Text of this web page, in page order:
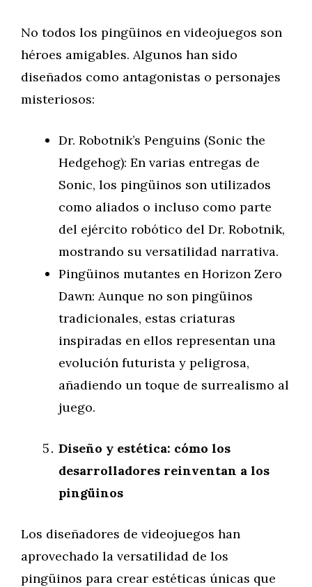
No todos los pingüinos en videojuegos son
héroes amigables. Algunos han sido
diseñados como antagonistas o personajes
misteriosos:
Dr. Robotnik’s Penguins (Sonic the
Hedgehog): En varias entregas de
Sonic, los pingüinos son utilizados
como aliados o incluso como parte
del ejército robótico del Dr. Robotnik,
mostrando su versatilidad narrativa.
Pingüinos mutantes en Horizon Zero
Dawn: Aunque no son pingüinos
tradicionales, estas criaturas
inspiradas en ellos representan una
evolución futurista y peligrosa,
añadiendo un toque de surrealismo al
juego.
Diseño y estética: cómo los
desarrolladores reinventan a los
pingüinos
Los diseñadores de videojuegos han
aprovechado la versatilidad de los
pingüinos para crear estéticas únicas que